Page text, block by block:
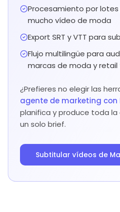
Procesamiento por
mucho vídeo de moda
Export SRT y VTT para
Flujo multilingüe para
marcas de moda y retail
¿Prefieres no elegir las
agente de marketing con
planifica y produce toda
un solo brief.
Subtitular vídeos de